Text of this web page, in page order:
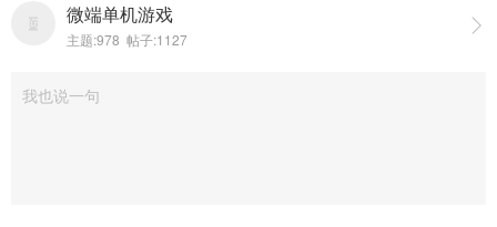

微端单机游戏
主题:978 帖子:1127